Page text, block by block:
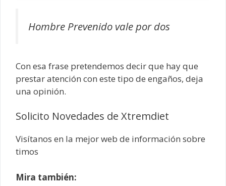
Hombre Prevenido vale por dos
Con esa frase pretendemos decir que hay que
prestar atención con este tipo de engaños, deja
una opinión.
Solicito Novedades de Xtremdiet
Visítanos en la mejor web de información sobre
timos
Mira también: